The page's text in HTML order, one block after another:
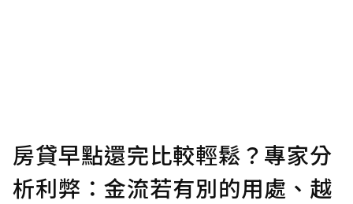
房貸早點還完比較輕鬆？專家分
析利弊：金流若有別的用處、越